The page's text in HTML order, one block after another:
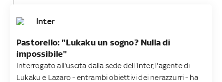
Inter
Pastorello: "Lukaku un sogno? Nulla di
impossibile"
Interrogato all'uscita dalla sede dell'Inter, l'agente di
Lukaku e Lazaro - entrambi obiettivi dei nerazzurri - ha